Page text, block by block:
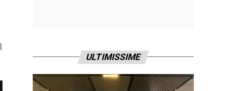
ULTIMISSIME